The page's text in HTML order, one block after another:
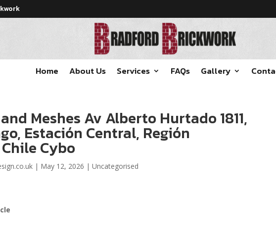
Home About Us Services FAQs Gallery
Meshes Av Alberto Hurtado 1811,
Estación Central, Región
Cybo
| May 12, 2026 |Uncategorised